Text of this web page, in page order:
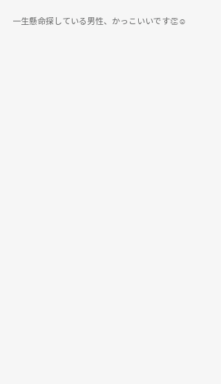
一生懸命探している男性、かっこいいです👏☺️